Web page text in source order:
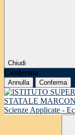
Chiudi
Conferma
Annulla Conferma
STATALE
Scienze Applicate -